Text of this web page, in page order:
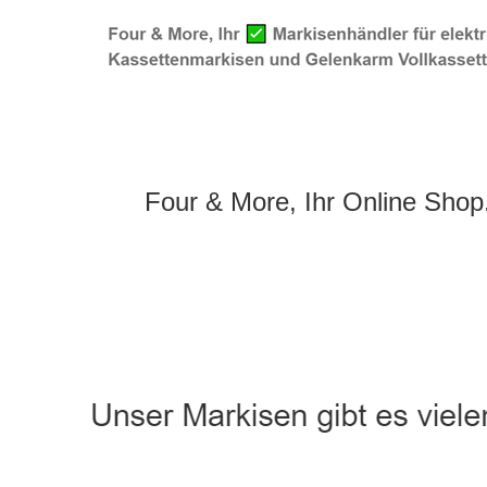
Four & More, Ihr Online